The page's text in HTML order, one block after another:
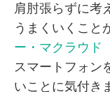
肩肘張らずに考
うまくいくこと
ー・マクラウド
スマートフォン
いことに気付き